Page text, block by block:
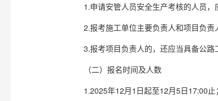
1.申请安管人员安全生产考核的人员
2.报考施工单位主要负责人和项目负
3.报考项目负责人的，还应当具备公
（二）报名时间及人数
1.2025年12月1日起至12月5日17:00止